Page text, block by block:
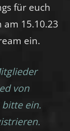
für euch
15.10.23
ein.
von
bitte ein.